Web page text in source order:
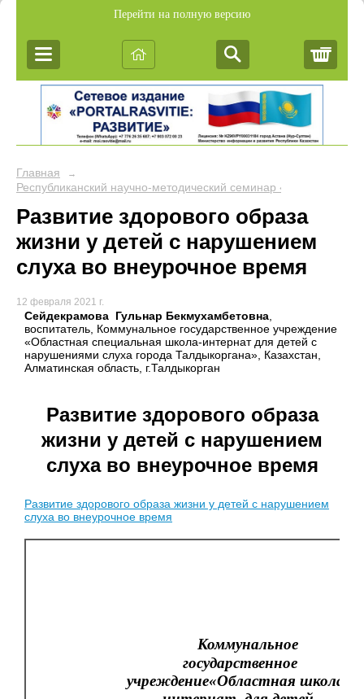
Перейти на полную версию
Главная →
Республиканский научно-методический семинар «Обобщение
Развитие здорового образа
жизни у детей с нарушением
слуха во внеурочное время
12 февраля 2021 г.
Сейдекрамова Гульнар Бекмухамбетовна,
воспитатель, Коммунальное государственное учреждение
«Областная специальная школа-интернат для детей с
нарушениями слуха города Талдыкоргана», Казахстан,
Алматинская область, г.Талдыкорган
Развитие здорового образа
жизни у детей с нарушением
слуха во внеурочное время
Развитие здорового образа жизни у детей с нарушением
слуха во внеурочное время